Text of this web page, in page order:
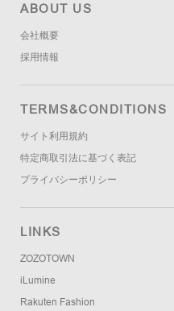
ABOUT US
会社概要
採用情報
TERMS&CONDITIONS
サイト利用規約
特定商取引法に基づく表記
プライバシーポリシー
LINKS
ZOZOTOWN
iLumine
Rakuten Fashion